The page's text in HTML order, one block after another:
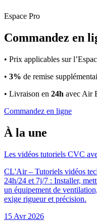
Espace Pro
Commandez en
• Prix applicables sur
• 3% de remise
• Livraison en 24h avec Air
Commandez en ligne
À la une
Les vidéos tutoriels CVC
CL'Air – Tutoriels vidéos
24h/24 et 7j/7 : Installer,
un équipement de
exige rigueur et précision.
15 Avr 2026